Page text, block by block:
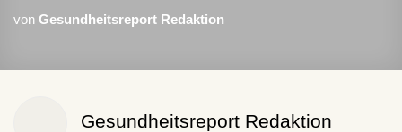
von Gesundheitsreport Redaktion
Gesundheitsreport Redaktion